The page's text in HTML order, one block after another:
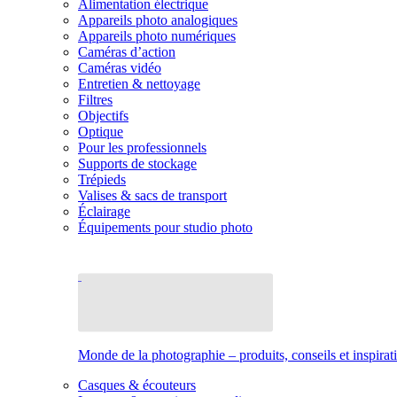
Alimentation électrique
Appareils photo analogiques
Appareils photo numériques
Caméras d’action
Caméras vidéo
Entretien & nettoyage
Filtres
Objectifs
Optique
Pour les professionnels
Supports de stockage
Trépieds
Valises & sacs de transport
Éclairage
Équipements pour studio photo
Monde de la photographie – produits, conseils et
Casques & écouteurs